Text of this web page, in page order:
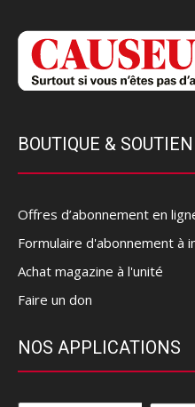
BOUTIQUE & SOUTIEN
Offres d’abonnement en
Formulaire d'abonnement à
Achat magazine à l'unité
Faire un don
NOS APPLICATIONS